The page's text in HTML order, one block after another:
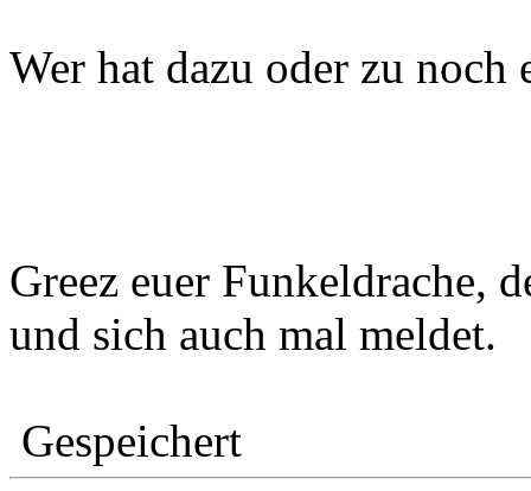
Wer hat dazu oder zu noch
Greez euer Funkeldrache,
und sich auch mal meldet.
Gespeichert